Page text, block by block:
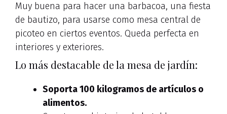
Muy buena para hacer una barbacoa, una fiesta
de bautizo, para usarse como mesa central de
picoteo en ciertos eventos. Queda perfecta en
interiores y exteriores.
Lo más destacable de la mesa de jardín:
Soporta 100 kilogramos de artículos o
alimentos.